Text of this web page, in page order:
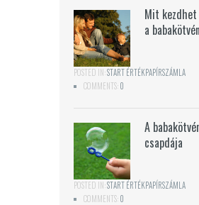
Mit
a
POSTED IN:START ÉRTÉKPAPÍRSZÁMLA
COMMENTS:0
A
csapdája
POSTED IN:START ÉRTÉKPAPÍRSZÁMLA
COMMENTS:0